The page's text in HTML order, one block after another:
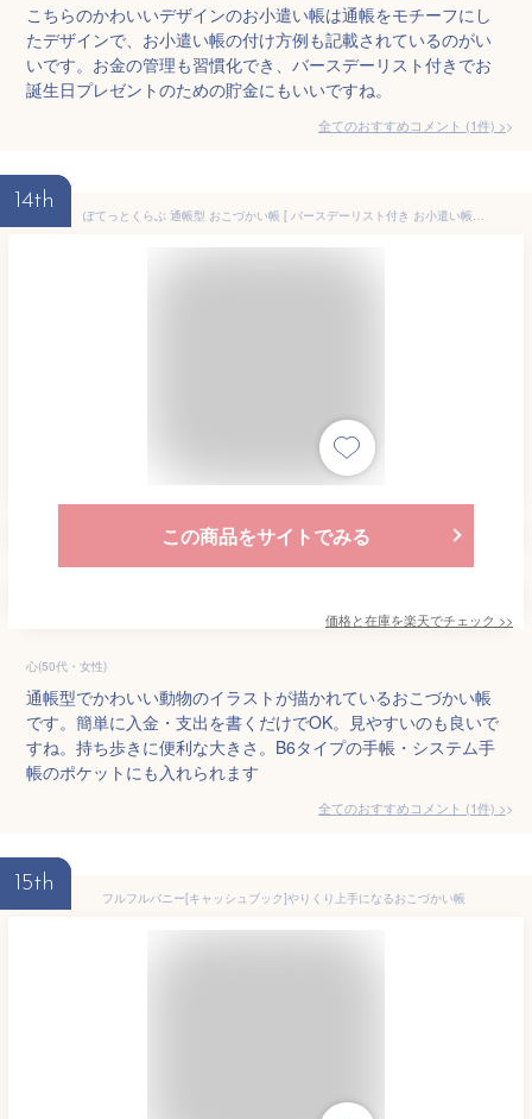
こちらのかわいいデザインのお小遣い帳は通帳をモチーフにし
たデザインで、お小遣い帳の付け方例も記載されているのがい
いです。お金の管理も習慣化でき、バースデーリスト付きでお
誕生日プレゼントのための貯金にもいいですね。
全てのおすすめコメント (1件) >
14th
ぽてっとくらぶ 通帳型 おこづかい帳 [ バースデーリスト付き お小遣い帳 こづかいちょう 家計簿 知育 総合口座通帳 ノート パンダ ペンギン 猫 うさぎ コアラ 動物 アニマル かわいい 幼稚園 小学生 中学生 グレー モノトーン crux ] sps
この商品をサイトでみる
価格と在庫を楽天でチェック >>
心(50代・女性)
通帳型でかわいい動物のイラストが描かれているおこづかい帳
です。簡単に入金・支出を書くだけでOK。見やすいのも良いで
すね。持ち歩きに便利な大きさ。B6タイプの手帳・システム手
帳のポケットにも入れられます
全てのおすすめコメント (1件) >
15th
フルフルバニー[キャッシュブック]やりくり上手になるおこづかい帳